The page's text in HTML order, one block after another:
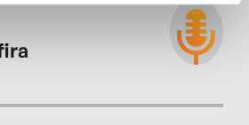
scriitori celebri – Jhumpa
Claire Messud – și a unor
etc. Povestea fetiței pierdute